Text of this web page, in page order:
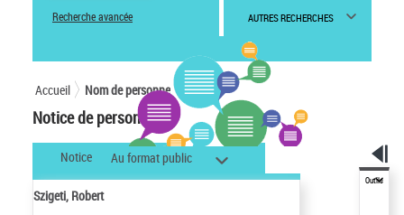
Recherche avancée AUTRES RECHERCHES
Accueil Nom de personne
Notice de personne
Notice Au format public
Szigeti, Robert
Outils